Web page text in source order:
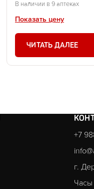
В наличии в 9 аптеках
Показать цену
ЧИТАТЬ ДАЛЕЕ
+7
г.
Часы